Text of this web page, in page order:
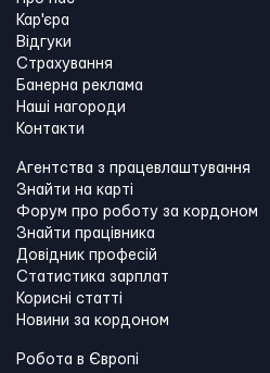
Кар'єра
Відгуки
Страхування
Банерна реклама
Наші нагороди
Контакти
Агентства з працевлаштування
Знайти на карті
Форум про роботу за кордоном
Знайти працівника
Довідник професій
Статистика зарплат
Корисні статті
Новини за кордоном
Робота в Європі